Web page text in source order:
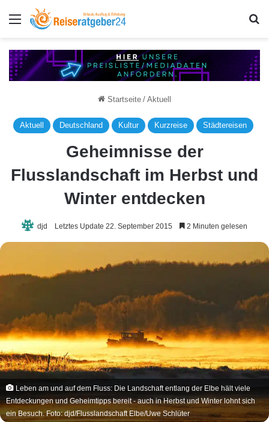
Menü
Startseite / Aktuell
Aktuell Deutschland Kultur Kurzreise Städtereisen
Geheimnisse der
Flusslandschaft im Herbst und
Winter entdecken
djd Letztes Update 22. September 2015 2 Minuten gelesen
Leben am und auf dem Fluss: Die Landschaft entlang der Elbe hält viele
Entdeckungen und Geheimtipps bereit - auch in Herbst und Winter lohnt sich
ein Besuch. Foto: djd/Flusslandschaft Elbe/Uwe Schlüter